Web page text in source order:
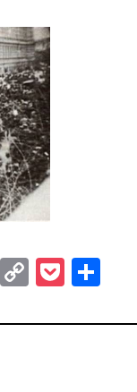
RedditCopyPocket